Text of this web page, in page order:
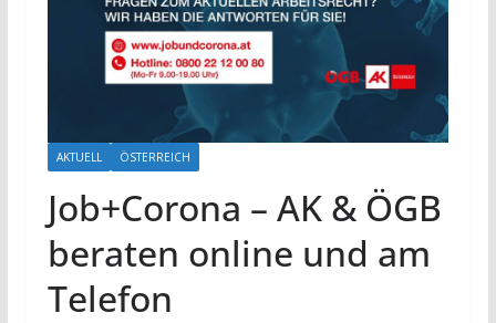
AKTUELL ÖSTERREICH
Job+Corona – AK & ÖGB
beraten online und am
Telefon